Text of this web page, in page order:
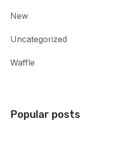
New
Uncategorized
Waffle
Popular posts